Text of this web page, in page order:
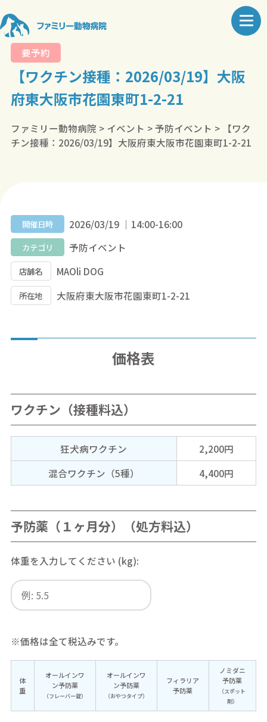
要予約
【ワクチン接種：2026/03/19】大阪
府東大阪市花園東町1-2-21
ファミリー動物病院 > イベント >予防イベント >
【ワク
チン接種：2026/03/19】大阪府東大阪市花園東町1-2-21
開催日時 2026/03/19 ｜14:00-16:00
カテゴリ 予防イベント
店舗名 MAOli DOG
所在地 大阪府東大阪市花園東町1-2-21
価格表
ワクチン（接種料込）
狂犬病ワクチン
2,200円
混合ワクチン（5種）
4,400円
予防薬（１ヶ月分）（処方料込）
体重を入力してください (kg):
※価格は全て税込みです。
体
重
オールインワ
ン予防薬
（フレーバー錠）
オールインワ
ン予防薬
（おやつタイプ）
フィラリア
予防薬
ノミダニ
予防薬
（スポット
剤）